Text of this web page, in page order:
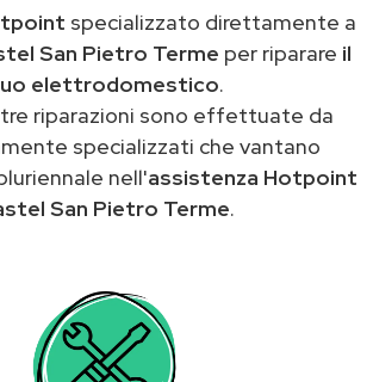
specializzato direttamente a
San Pietro Terme per riparare il
elettrodomestico.
riparazioni sono effettuate da
specializzati che vantano
nell'assistenza Hotpoint
San Pietro Terme.